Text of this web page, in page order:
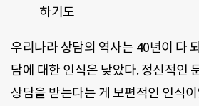
하기도
우리나라 상담의 역사는 40년이 다
담에 대한 인식은 낮았다. 정신적인
상담을 받는다는 게 보편적인 인식이